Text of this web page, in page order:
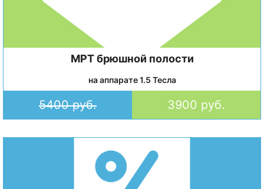
МРТ брюшной полости
на аппарате 1.5 Тесла
5400 руб. 3900 руб.